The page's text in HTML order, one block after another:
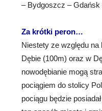
– Bydgoszcz – Gdańsk
Za krótki peron…
Niestety ze względu na
Dębie (100m) oraz w
nowodębianie mogą
pociągiem do stolicy
pociągu będzie